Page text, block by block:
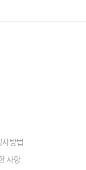
방법
사항